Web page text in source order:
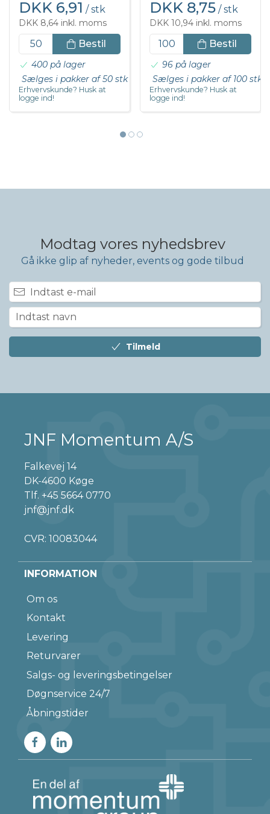
DKK 6,91 / stk
DKK 8,64 inkl. moms
Bestil
400 på lager
Sælges i pakker af 50 stk
Erhvervskunde? Husk at
logge ind!
DKK 8,75 / stk
DKK 10,94 inkl. moms
Bestil
96 på lager
Sælges i pakker af 100 stk
Erhvervskunde? Husk at
logge ind!
Modtag vores nyhedsbrev
Gå ikke glip af nyheder, events og gode tilbud
Tilmeld
JNF Momentum A/S
Falkevej 14
DK-4600 Køge
Tlf. +45 5664 0770
jnf@jnf.dk
CVR: 10083044
INFORMATION
Om os
Kontakt
Levering
Returvarer
Salgs- og leveringsbetingelser
Døgnservice 24/7
Åbningstider